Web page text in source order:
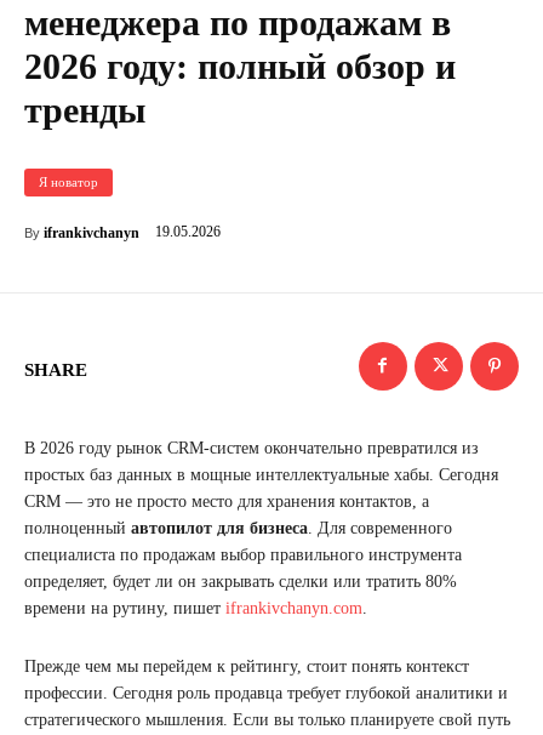
менеджера по продажам в
2026 году: полный обзор и
тренды
Я новатор
By ifrankivchanyn 19.05.2026
SHARE
В 2026 году рынок CRM-систем окончательно превратился из
простых баз данных в мощные интеллектуальные хабы. Сегодня
CRM — это не просто место для хранения контактов, а
полноценный автопилот для бизнеса . Для современного
специалиста по продажам выбор правильного инструмента
определяет, будет ли он закрывать сделки или тратить 80%
времени на рутину, пишет ifrankivchanyn.com
Прежде чем мы перейдем к рейтингу, стоит понять контекст
профессии. Сегодня роль продавца требует глубокой аналитики и
стратегического мышления. Если вы только планируете свой путь